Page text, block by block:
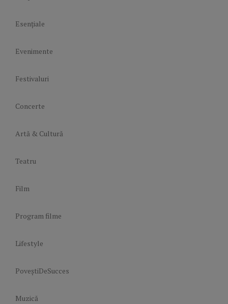
Esențiale
Evenimente
Festivaluri
Concerte
Artă & Cultură
Teatru
Film
Program filme
Lifestyle
PoveștiDeSucces
Muzică